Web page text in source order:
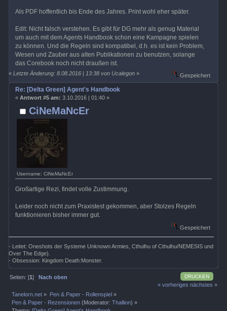
Als PDF hoffentlich bis Ende des Jahres. Print wohl eher später.
Edit: Nicht falsch verstehen. Es gibt für DG mehr als genug Material
um auch mit dem Agents Handbook schon eine Kampagne spielen
zu können. Und die Regeln sind kompatibel, d.h. es ist kein Problem,
Wesen und Zauber aus alten Publikationen zu benutzen, solange
das Corebook noch nicht draußen ist.
«Letzte Änderung: 8.08.2016 | 13:38 von Ucalegon » Gespeichert
CiNeMaNcEr
Username: CiNeMaNcEr
Re: [Delta Green] Agent's Handbook
« Antwort #5 am: 3.10.2016 | 01:40 »
Großartige Rezi, findet volle Zustimmung.
Leider noch nicht zum Praxistest gekommen, aber Stolzes Regeln
funktionieren bisher immer gut.
Gespeichert
- Leitet: Oneshots der Systeme Unknown Armies, Cthulhu of Cthulhu/NEMESIS und
Over The Edge).
- Obsession: Kingdom Death:Monster.
DRUCKEN
Seiten: [1]Nach oben
« vorheriges nächstes »
Tanelorn.net » Pen & Paper - Rollenspiel »
Pen & Paper - Rezensionen (Moderator:Thallion) »